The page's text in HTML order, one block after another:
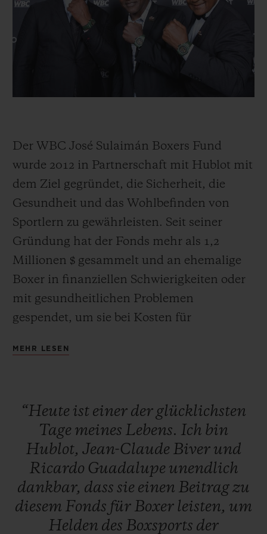
Der WBC José Sulaimán Boxers Fund
wurde 2012 in Partnerschaft mit Hublot mit
dem Ziel gegründet, die Sicherheit, die
Gesundheit und das Wohlbefinden von
Sportlern zu gewährleisten. Seit seiner
Gründung hat der Fonds mehr als 1,2
Millionen $ gesammelt und an ehemalige
Boxer in finanziellen Schwierigkeiten oder
mit gesundheitlichen Problemen
gespendet, um sie bei Kosten für
medizinische Versorgung zu unterstützen.
einzigartige Pakete, deren Erlöse
vollständig an den Fonds gespendet
wurden. Die einmaligen Pakete umfassten
die Chance, am nächsten Tag vor dem
Kampf Canelo vs. Jacobs selbst in den Ring
zu steigen, für eines der führenden Major
League Baseball-Teams den ersten Ball zu
MEHR LESEN
“Heute ist einer der glücklichsten
Tage meines Lebens. Ich bin
Hublot, Jean-Claude Biver und
Ricardo Guadalupe unendlich
dankbar, dass sie einen Beitragzu
diesem Fonds für Boxer leisten, um
Helden des Boxsports der